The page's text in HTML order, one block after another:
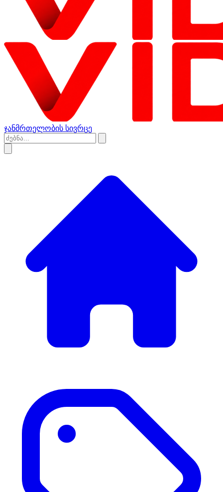
ჯანმრთელობის სივრცე